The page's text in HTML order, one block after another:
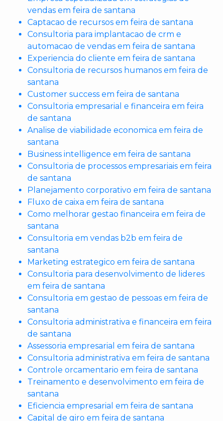
vendas em feira de santana
Captacao de recursos em feira de santana
Consultoria para implantacao de crm e
automacao de vendas em feira de santana
Experiencia do cliente em feira de santana
Consultoria de recursos humanos em feira de
santana
Customer success em feira de santana
Consultoria empresarial e financeira em feira
de santana
Analise de viabilidade economica em feira de
santana
Business intelligence em feira de santana
Consultoria de processos empresariais em feira
de santana
Planejamento corporativo em feira de santana
Fluxo de caixa em feira de santana
Como melhorar gestao financeira em feira de
santana
Consultoria em vendas b2b em feira de
santana
Marketing estrategico em feira de santana
Consultoria para desenvolvimento de lideres
em feira de santana
Consultoria em gestao de pessoas em feira de
santana
Consultoria administrativa e financeira em feira
de santana
Assessoria empresarial em feira de santana
Consultoria administrativa em feira de santana
Controle orcamentario em feira de santana
Treinamento e desenvolvimento em feira de
santana
Eficiencia empresarial em feira de santana
Capital de giro em feira de santana